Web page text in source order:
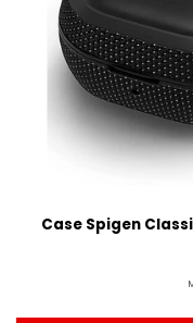
Case Spigen